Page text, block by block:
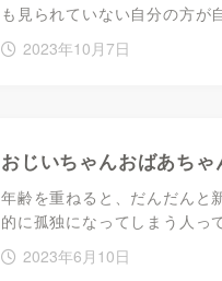
も見られていない自分の方が
2023年10月7日
おじいちゃんおばあちゃ
年齢を重ねると、だんだんと
的に孤独になってしまう人っ
2023年6月10日